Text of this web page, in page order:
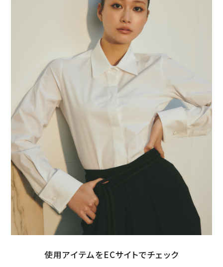
使用アイテムをECサイトでチェック